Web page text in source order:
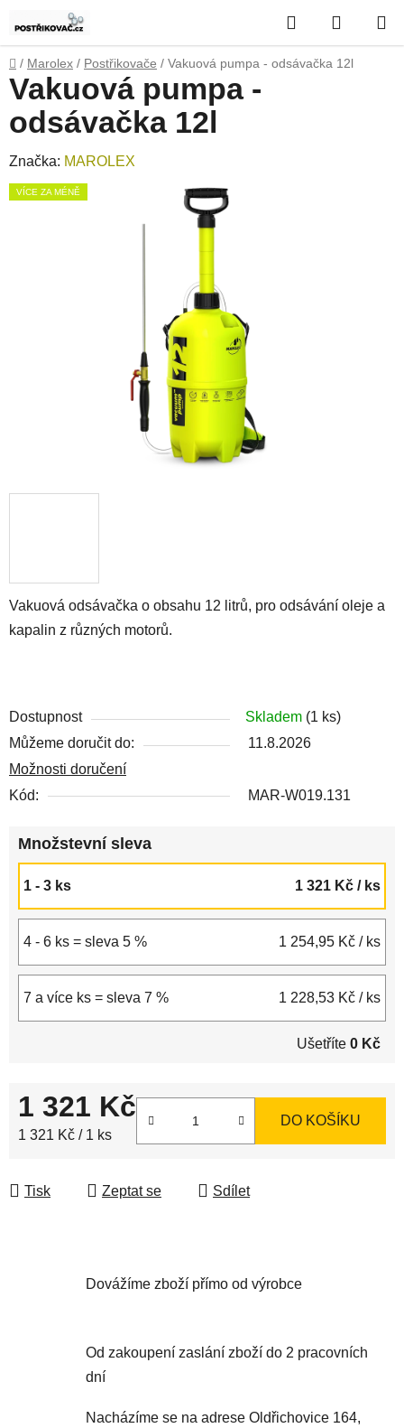
na
obsah
Hledat
KOŠÍK
Domů
/ Marolex / Postřikovače / Vakuová pumpa - odsávačka 12l
Vakuová odsávačka o obsahu 12 litrů, pro odsávání oleje a
kapalin z různých motorů.
Dostupnost Skladem (1 ks)
Můžeme doručit do:
11.8.2026
Možnosti doručení
Kód:
MAR-W019.131
Množstevní sleva
1 - 3 ks 1 321 Kč / ks
4 - 6 ks = sleva 5 % 1 254,95 Kč / ks
7 a více ks = sleva 7 % 1 228,53 Kč / ks
Ušetříte 0 Kč
1 321 Kč
Měrná cena:
1 321 Kč / 1 ks
DO KOŠÍKU
Tisk Zeptat se Sdílet
Vakuová pumpa -
odsávačka 12l
Značka: MAROLEX
VÍCE ZA MÉNĚ
Dovážíme zboží přímo od výrobce
Od zakoupení zaslání zboží do 2 pracovních
dní
Nacházíme se na adrese Oldřichovice 164,